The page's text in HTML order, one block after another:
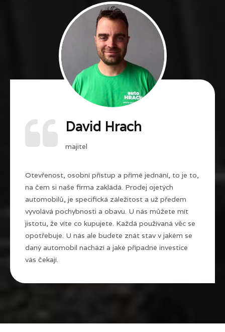
David Hrach
majitel
Otevřenost, osobní přístup a přímé jednání, to je to,
na čem si naše firma zakládá. Prodej ojetých
automobilů, je specifická záležitost a už předem
vyvolává pochybnosti a obavu. U nás můžete mít
jistotu, že víte co kupujete. Každá používaná věc se
opotřebuje. U nás ale budete znát stav v jakém se
daný automobil nachází a jaké případné investice
vás čekají.